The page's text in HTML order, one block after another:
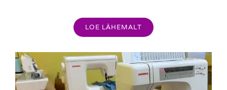
LOE LÄHEMALT